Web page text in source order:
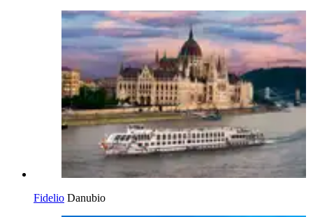
Fidelio Danubio